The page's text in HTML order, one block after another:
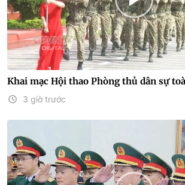
Khai mạc Hội thao Phòng thủ dân sự
3 giờ trước